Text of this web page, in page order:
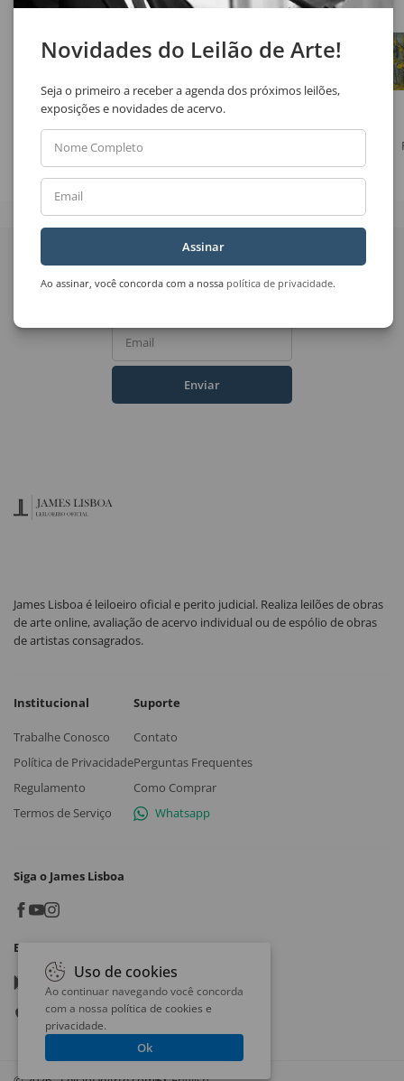
Antonio Helio Cabral
Novidades do Leilão de Arte!
Seja o primeiro a receber a agenda dos próximos leilões,
exposições e novidades de acervo.
Nome Completo
Email
Assinar
Ao assinar, você concorda com a nossa política de privacidade.
Quer receber novidades
do Leilão de Arte?
Email
Enviar
James Lisboa é leiloeiro oficial e perito judicial. Realiza leilões de obras
de arte online, avaliação de acervo individual ou de espólio de obras
de artistas consagrados.
Institucional
Trabalhe Conosco
Política de Privacidade
Regulamento
Termos de Serviço
Suporte
Contato
Perguntas Frequentes
Como Comprar
Whatsapp
Siga o James Lisboa
Baixe o App
Google play
App store
Uso de cookies
Ao continuar navegando você concorda
com a nossa política de cookies e
privacidade.
Ok